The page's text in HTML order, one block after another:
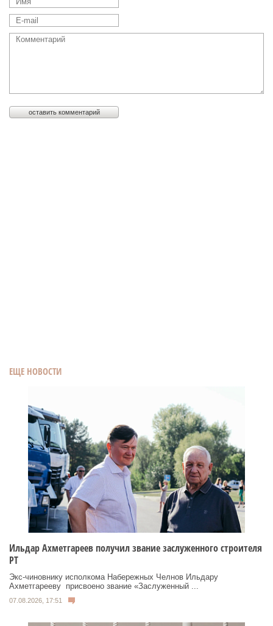
ЕЩЕ НОВОСТИ
Ильдар Ахметгареев получил звание заслуженного строителя
РТ
Экс‑чиновнику исполкома Набережных Челнов Ильдару
Ахметгарееву присвоено звание «Заслуженный ...
07.08.2026, 17:51